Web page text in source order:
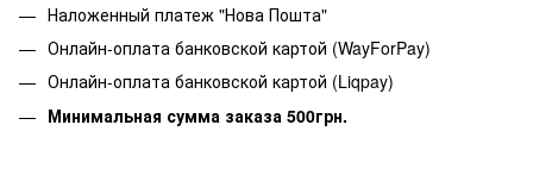
Наложенный платеж "Нова Пошта"
Онлайн-оплата банковской картой (WayForPay)
Онлайн-оплата банковской картой (Liqpay)
Минимальная сумма заказа 500грн.